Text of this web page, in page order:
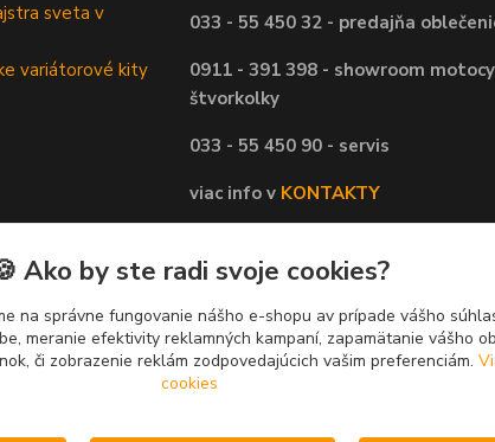
sveta v
variátorové kity
033 - 55 450 32 - predajňa
0911 - 391 398 - showroom
štvorkolky
033 - 55 450 90 - servis
viac info v KONTAKTY
Ako by ste radi svoje cookies?
na správne fungovanie nášho e-shopu av prípade vášho
meranie efektivity reklamných kampaní, zapamätanie vášho
či zobrazenie reklám zodpovedajúcich vašim preferenciám.
cookies